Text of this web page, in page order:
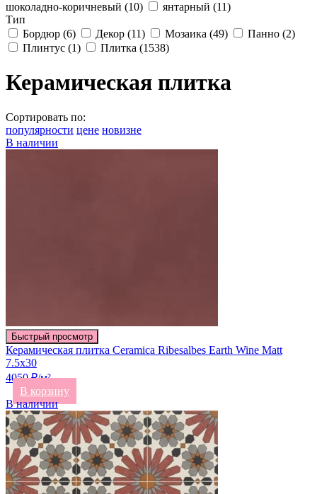
шоколадно-коричневый (10) янтарный (11)
Тип
Бордюр (6) Декор (11) Мозаика (49) Панно (2)
Плинтус (1) Плитка (1538)
Керамическая плитка
Сортировать по:
популярности цене новизне
В наличии
Быстрый просмотр
Керамическая плитка Ceramica Ribesalbes Earth Wine Matt
7.5х30
4050 ₽/м²
В корзину
В наличии